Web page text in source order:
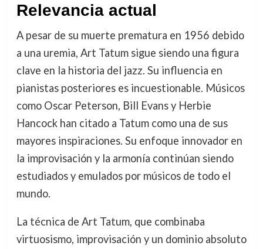
Relevancia actual
A pesar de su muerte prematura en 1956 debido
a una uremia, Art Tatum sigue siendo una figura
clave en la historia del jazz. Su influencia en
pianistas posteriores es incuestionable. Músicos
como Oscar Peterson, Bill Evans y Herbie
Hancock han citado a Tatum como una de sus
mayores inspiraciones. Su enfoque innovador en
la improvisación y la armonía continúan siendo
estudiados y emulados por músicos de todo el
mundo.
La técnica de Art Tatum, que combinaba
virtuosismo, improvisación y un dominio absoluto